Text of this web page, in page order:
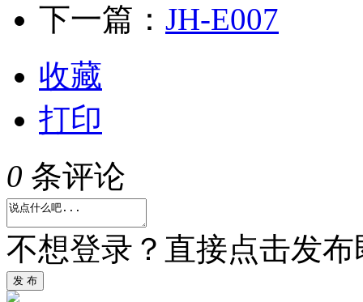
下一篇： JH-E007
收藏
打印
0 条评论
不想登录？直接点击发
发 布